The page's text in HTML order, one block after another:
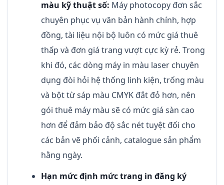
màu kỹ thuật số: Máy photocopy đơn sắc
chuyên phục vụ văn bản hành chính, hợp
đồng, tài liệu nội bộ luôn có mức giá thuê
thấp và đơn giá trang vượt cực kỳ rẻ. Trong
khi đó, các dòng máy in màu laser chuyên
dụng đòi hỏi hệ thống linh kiện, trống màu
và bột từ sáp màu CMYK đắt đỏ hơn, nên
gói thuê máy màu sẽ có mức giá sàn cao
hơn để đảm bảo độ sắc nét tuyệt đối cho
các bản vẽ phối cảnh, catalogue sản phẩm
hằng ngày.
Hạn mức định mức trang in đăng ký